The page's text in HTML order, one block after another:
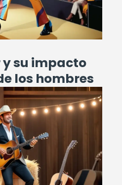
su impacto
los hombres